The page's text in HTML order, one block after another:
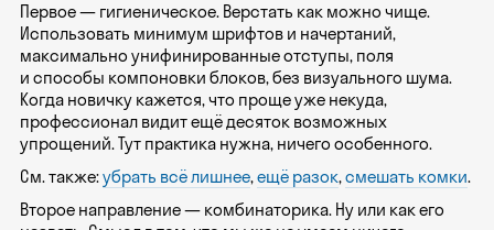
Первое — гигиеническое. Верстать как можно чище.
Использовать минимум шрифтов и начертаний,
максимально унифинированные отступы, поля
и способы компоновки блоков, без визуального шума.
Когда новичку кажется, что проще уже некуда,
профессионал видит ещё десяток возможных
упрощений. Тут практика нужна, ничего особенного.
См. также:убрать всё лишнее,ещё разок,смешать комки.
Второе направление — комбинаторика. Ну или как его